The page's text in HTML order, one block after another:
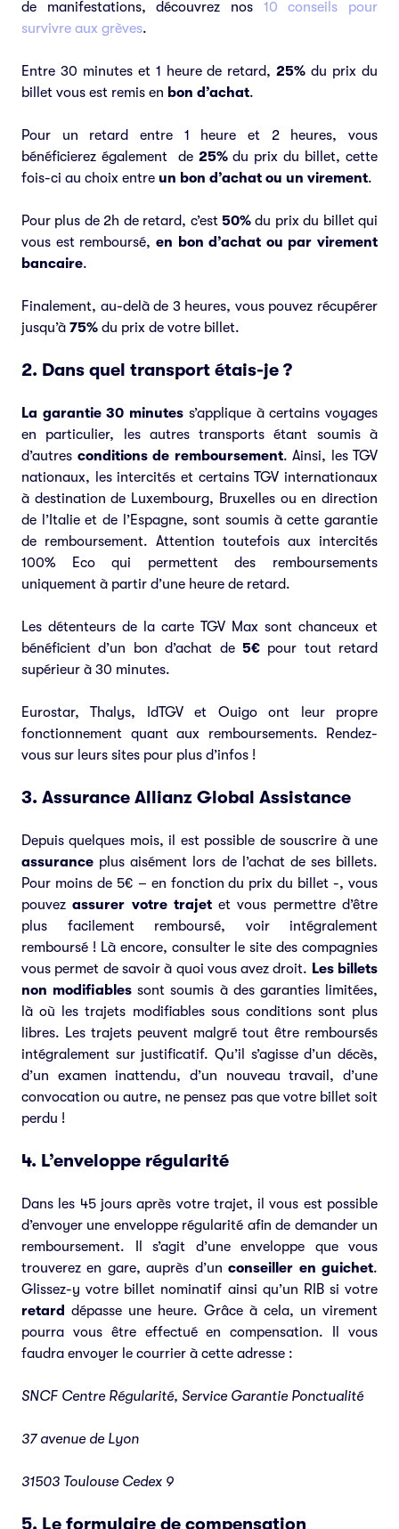
de manifestations, découvrez nos 10 conseils pour
survivre aux grèves.
Entre 30 minutes et 1 heure de retard,25% du prix du
billet vous est remis en bon d’achat.
Pour un retard entre 1 heure et 2 heures, vous
bénéficierez également de 25%du prix du billet, cette
fois-ci au choix entre un bon d’achat ou un virement.
Pour plus de 2h de retard, c’est 50%du prix du billet qui
vous est remboursé, en bon d’achat ou par virement
bancaire.
Finalement, au-delà de 3 heures, vous pouvez récupérer
jusqu’à 75% du prix de votre billet.
2. Dans quel transport étais-je ?
La garantie 30 minutes s’applique à certains voyages
en particulier, les autres transports étant soumis à
d’autres conditions de remboursement. Ainsi, les TGV
nationaux, les intercités et certains TGV internationaux
à destination de Luxembourg, Bruxelles ou en direction
de l’Italie et de l’Espagne, sont soumis à cette garantie
de remboursement. Attention toutefois aux intercités
100% Eco qui permettent des remboursements
uniquement à partir d’une heure de retard.
Les détenteurs de la carte TGV Max sont chanceux et
bénéficient d’un bon d’achat de 5€pour tout retard
supérieur à 30 minutes.
Eurostar, Thalys, IdTGV et Ouigo ont leur propre
fonctionnement quant aux remboursements. Rendez-
vous sur leurs sites pour plus d’infos !
3. Assurance Allianz Global Assistance
Depuis quelques mois, il est possible de souscrire à une
assurance plus aisément lors de l’achat de ses billets.
Pour moins de 5€ – en fonction du prix du billet -, vous
pouvezassurer votre trajetet vous permettre d’être
plus facilement remboursé, voir intégralement
remboursé ! Là encore, consulter le site des compagnies
vous permet de savoir à quoi vous avez droit. Les billets
non modifiablessont soumis à des garanties limitées,
là où les trajets modifiables sous conditions sont plus
libres. Les trajets peuvent malgré tout être remboursés
intégralement sur justificatif. Qu’il s’agisse d’un décès,
d’un examen inattendu, d’un nouveau travail, d’une
convocation ou autre, ne pensez pas que votre billet soit
perdu !
4. L’enveloppe régularité
Dans les 45 jours après votre trajet, il vous est possible
d’envoyer une enveloppe régularité afin de demander un
remboursement. Il s’agit d’une enveloppe que vous
trouverez en gare, auprès d’unconseiller en guichet.
Glissez-y votre billet nominatif ainsi qu’un RIB si votre
retard dépasse une heure. Grâce à cela, un virement
pourra vous être effectué en compensation. Il vous
faudra envoyer le courrier à cette adresse :
SNCF Centre Régularité, Service Garantie Ponctualité
37 avenue de Lyon
31503 Toulouse Cedex 9
5. Le formulaire de compensation